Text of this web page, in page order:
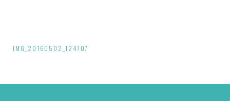
投
ナ
IMG_20160502_124707